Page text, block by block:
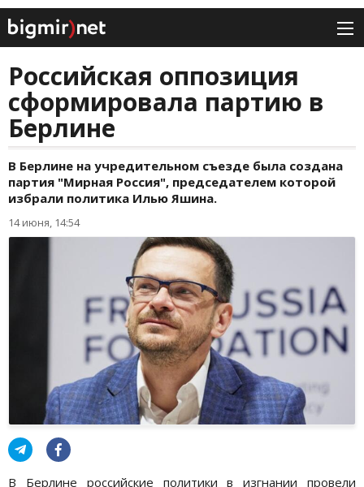
Российская оппозиция
сформировала партию в
Берлине
В Берлине на учредительном съезде была создана
партия "Мирная Россия", председателем которой
избрали политика Илью Яшина.
14 июня, 14:54
В Берлине российские политики в изгнании провели